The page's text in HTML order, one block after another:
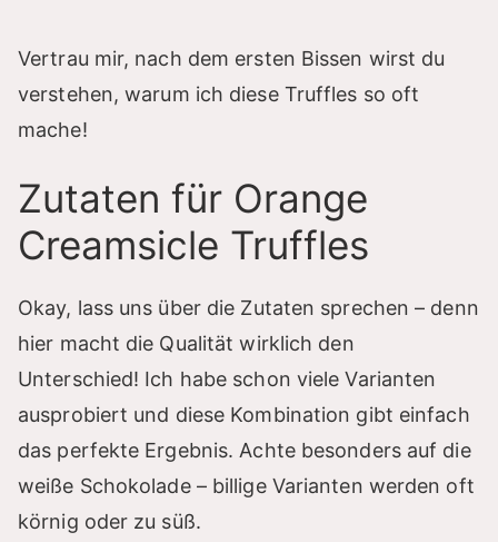
Vertrau mir, nach dem ersten Bissen wirst du
verstehen, warum ich diese Truffles so oft
mache!
Zutaten für Orange
Creamsicle Truffles
Okay, lass uns über die Zutaten sprechen – denn
hier macht die Qualität wirklich den
Unterschied! Ich habe schon viele Varianten
ausprobiert und diese Kombination gibt einfach
das perfekte Ergebnis. Achte besonders auf die
weiße Schokolade – billige Varianten werden oft
körnig oder zu süß.